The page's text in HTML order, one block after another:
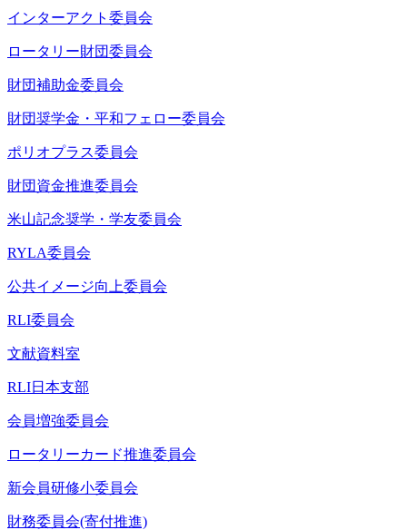
インターアクト委員会
ロータリー財団委員会
財団補助金委員会
財団奨学金・平和フェロー委員会
ポリオプラス委員会
財団資金推進委員会
米山記念奨学・学友委員会
RYLA委員会
公共イメージ向上委員会
RLI委員会
文献資料室
RLI日本支部
会員増強委員会
ロータリーカード推進委員会
新会員研修小委員会
財務委員会(寄付推進)